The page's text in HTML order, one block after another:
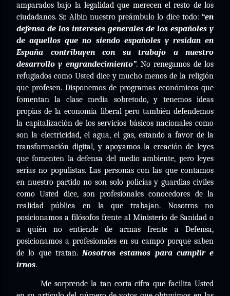
amparados bajo la legalidad que merecen el resto de los
ciudadanos. Sr. Albin nuestro preámbulo lo dice todo: “en
defensa de los intereses generales de los españoles y
de aquellos que no siendo españoles y residan en
España contribuyen con su trabajo a nuestro
desarrollo y engrandecimiento”. No renegamos de los
refugiados como Usted dice y mucho menos de la religión
que profesen. Disponemos de programas económicos que
fomentan la clase media sobretodo, y tenemos ideas
propias de la economía liberal pero también defendemos
la capitalización de los servicios básicos nacionales como
son la electricidad, el agua, el gas, estando a favor de la
transformación digital, y apoyamos la creación de leyes
que fomenten la defensa del medio ambiente, pero leyes
serias no populistas. Las personas con las que contamos
en nuestro partido no son solo policías y guardias civiles
como Usted dice, son profesionales conocedores de la
realidad pública en la que trabajan. Nosotros no
posicionamos a filósofos frente al Ministerio de Sanidad o
a quién no entiende de armas frente a Defensa,
posicionamos a profesionales en su campo porque saben
de lo que tratan. Nosotros estamos para cumplir e
irnos.
Me sorprende la tan corta cifra que facilita Usted